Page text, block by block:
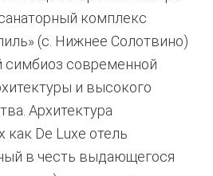
санаторный комплекс
(с. Нижнее Солотвино)
симбиоз современной
и высокого
Архитектура
как De Luxe отель
в честь выдающегося